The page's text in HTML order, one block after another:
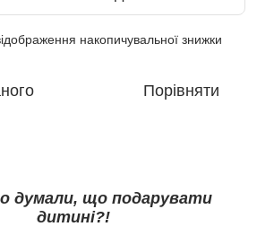
накопичувальної знижки
Порівняти
думали, що подарувати
дитині?!